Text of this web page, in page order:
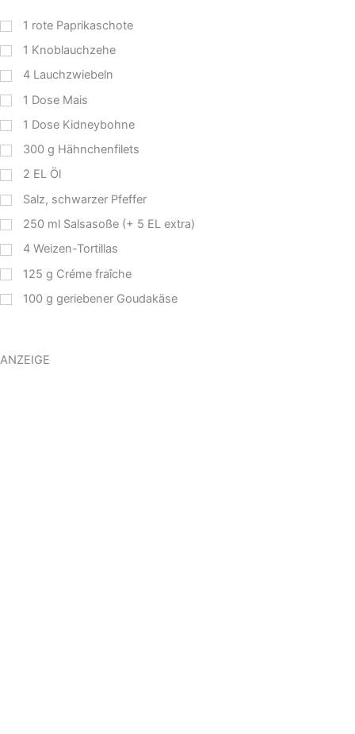
1 rote Paprikaschote
1 Knoblauchzehe
4 Lauchzwiebeln
1 Dose Mais
1 Dose Kidneybohne
300 g Hähnchenfilets
2 EL Öl
Salz, schwarzer Pfeffer
250 ml Salsasoße (+ 5 EL extra)
4 Weizen-Tortillas
125 g Créme fraîche
100 g geriebener Goudakäse
ANZEIGE